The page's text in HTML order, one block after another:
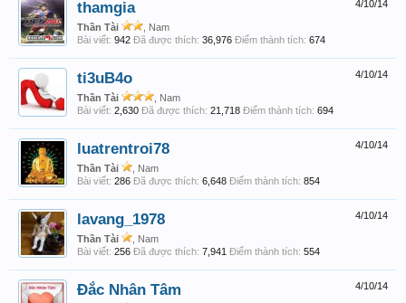
4/10/14
thamgia
Thần Tài
, Nam
Bài viết: 942 Đã được thích: 36,976 Điểm thành tích: 674
4/10/14
ti3uB4o
Thần Tài
, Nam
Bài viết: 2,630 Đã được thích: 21,718 Điểm thành tích: 694
4/10/14
luatrentroi78
Thần Tài
, Nam
Bài viết: 286 Đã được thích: 6,648 Điểm thành tích: 854
4/10/14
lavang_1978
Thần Tài
, Nam
Bài viết: 256 Đã được thích: 7,941 Điểm thành tích: 554
4/10/14
Đắc Nhân Tâm